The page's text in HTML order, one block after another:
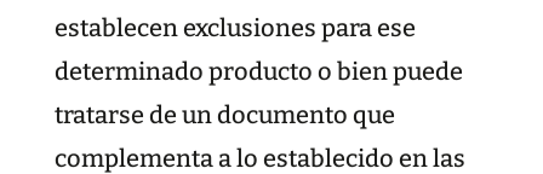
establecen exclusiones para ese
determinado producto o bien puede
tratarse de un documento que
complementa a lo establecido en las